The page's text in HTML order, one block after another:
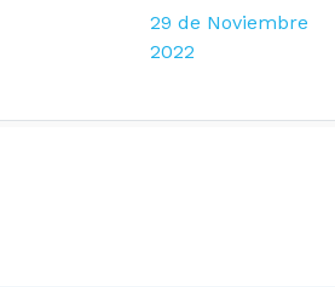
29 de Noviembre
2022